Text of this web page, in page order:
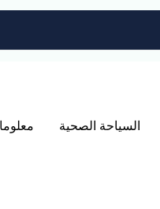
السياحة الصحية